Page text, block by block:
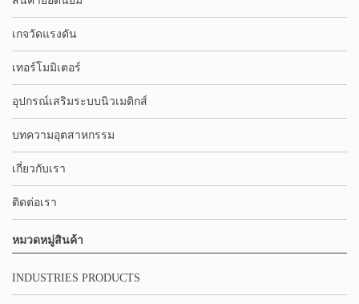
เกจวัดแรงดัน
เทอร์โมมิเตอร์
อุปกรณ์เสริมระบบนิวเมติกส์
บทความอุตสาหกรรม
เกี่ยวกับเรา
ติดต่อเรา
หมวดหมู่สินค้า
INDUSTRIES PRODUCTS